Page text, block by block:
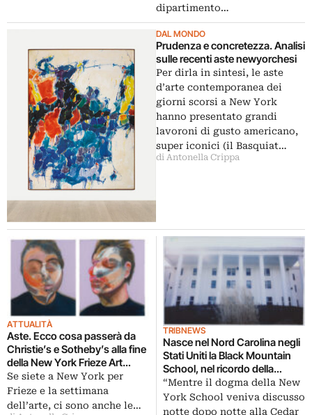
dipartimento…
DAL MONDO
Prudenza e concretezza. Analisi
sulle recenti aste newyorchesi
Per dirla in sintesi, le aste
d’arte contemporanea dei
giorni scorsi a New York
hanno presentato grandi
lavoroni di gusto americano,
super iconici (il Basquiat…
di Antonella Crippa
ATTUALITÀ
Aste. Ecco cosa passerà da
Christie’s e Sotheby’s alla fine
della New York Frieze Art
Week
Se siete a New York per
Frieze e la settimana
dell’arte, ci sono anche le…
TRIBNEWS
Nasce nel Nord Carolina negli
Stati Uniti la Black Mountain
School, nel ricordo della
scuola in cui studiarono Cy
Twombly, Robert
Rauschenberg e Jasper
“Mentre il dogma della New
York School veniva discusso
notte dopo notte alla Cedar